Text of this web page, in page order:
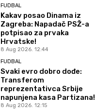
FUDBAL
Kakav posao Dinama iz
Zagreba: Napadač PSŽ-a
potpisao za prvaka
Hrvatske!
8 Aug 2026. 12:44
FUDBAL
Svaki evro dobro dođe:
Transferom
reprezentativca Srbije
napunjena kasa Partizana!
8 Aug 2026. 12:15